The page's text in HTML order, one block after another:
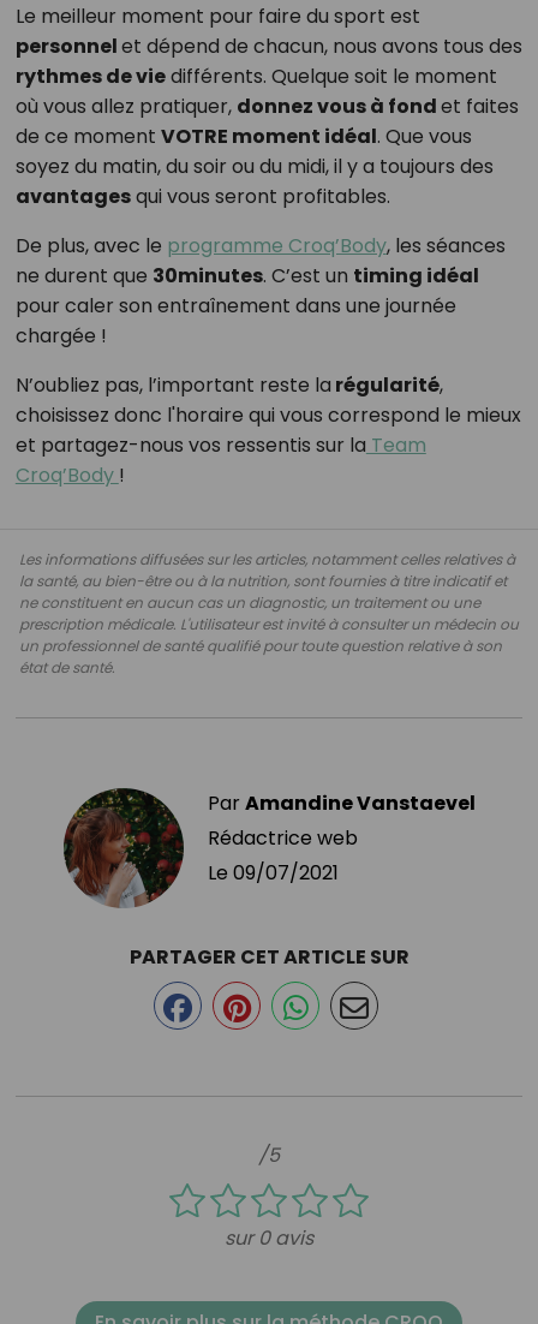
Le meilleur moment pour faire du sport est
personnelet dépend de chacun, nous avons tous des
rythmes de viedifférents. Quelque soit le moment
où vous allez pratiquer, donnez vous à fondet faites
de ce moment VOTRE moment idéal. Que vous
soyez du matin, du soir ou du midi, il y a toujours des
avantagesqui vous seront profitables.
De plus, avec le programme Croq’Body, les séances
ne durent que 30minutes. C’est un timing idéal
pour caler son entraînement dans une journée
chargée !
N’oubliez pas, l’important reste la régularité,
choisissez donc l'horaire qui vous correspond le mieux
et partagez-nous vos ressentis sur la Team
Croq’Body !
Les informations diffusées sur les articles, notamment celles relatives à
la santé, au bien-être ou à la nutrition, sont fournies à titre indicatif et
ne constituent en aucun cas un diagnostic, un traitement ou une
prescription médicale. L'utilisateur est invité à consulter un médecin ou
un professionnel de santé qualifié pour toute question relative à son
état de santé.
ParAmandine Vanstaevel
Rédactrice web
Le 09/07/2021
/5
sur 0 avis
PARTAGER CET ARTICLE SUR